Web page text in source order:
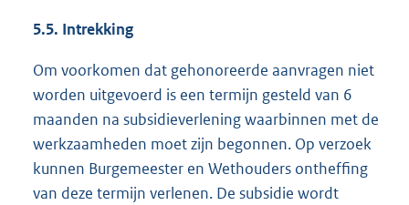
5.5. Intrekking
Om voorkomen dat gehonoreerde aanvragen niet
worden uitgevoerd is een termijn gesteld van 6
maanden na subsidieverlening waarbinnen met de
werkzaamheden moet zijn begonnen. Op verzoek
kunnen Burgemeester en Wethouders ontheffing
van deze termijn verlenen. De subsidie wordt